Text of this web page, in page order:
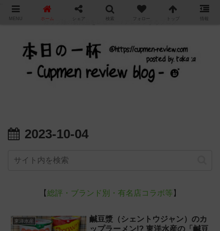
カップ麺の新商品をレビュー / アレンジするブログ
2023-10-04
【総評・ブランド別・有名店コラボ等 】
東洋水産
鹹豆漿（シェントウジャン）のカ
ップラーメン!? 東洋水産の「鹹豆
MENU ホーム シェア 検索 フォロー トップ 情報